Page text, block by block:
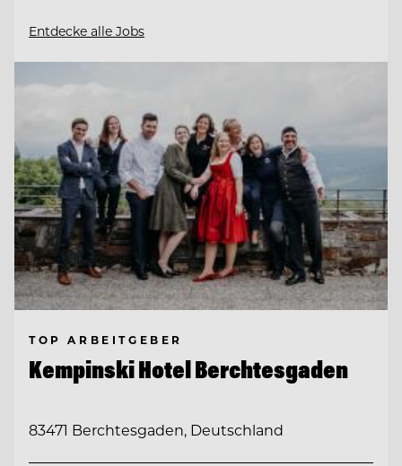
Entdecke alle Jobs
TOP ARBEITGEBER
Kempinski Hotel Berchtesgaden
83471 Berchtesgaden, Deutschland